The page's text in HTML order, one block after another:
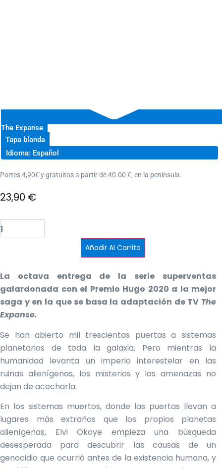
The Expanse
Tapa blanda
Idioma: Español
Portes 4,90€ y gratuitos a partir de 40.00 €, en la península.
23,90 €
La
cólera
de
libro
de
regalo
cantidad
Añadir Al Carrito
La octava entrega de la serie superventas
galardonada con el Premio Hugo 2020 a la mejor
saga y en la que se basa la adaptación de TV The
Expanse.
Se han abierto mil trescientas puertas a sistemas
planetarios de toda la galaxia. Pero mientras la
humanidad levanta un imperio interestelar en las
ruinas alienígenas, los misterios y las amenazas no
dejan de acecharla.
En los sistemas muertos, donde las puertas llevan a
lugares más extraños que los propios planetas
alienígenas, Elvi Okoye empieza una búsqueda
desesperada para descubrir las causas de un
genocidio que ocurrió antes de la existencia humana, y